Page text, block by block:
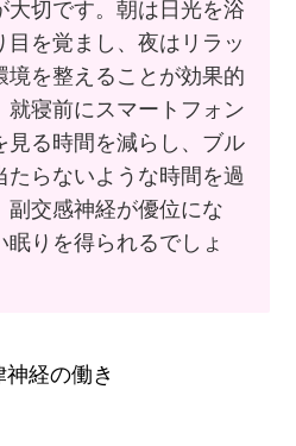
大切です。朝は日光を浴
目を覚まし、夜はリラッ
境を整えることが効果的
就寝前にスマートフォン
見る時間を減らし、ブル
たらないような時間を過
副交感神経が優位にな
眠りを得られるでしょ